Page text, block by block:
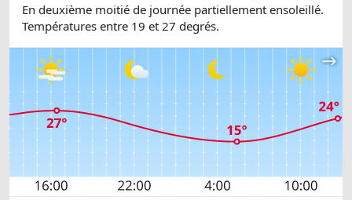
En deuxième moitié de journée partiellement ensoleillé.
Températures entre 19 et 27 degrés.